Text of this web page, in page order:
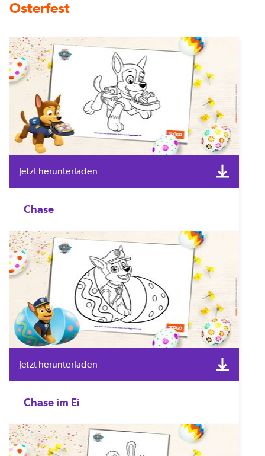
Osterfest
Jetzt herunterladen
Chase
Jetzt herunterladen
Chase im Ei